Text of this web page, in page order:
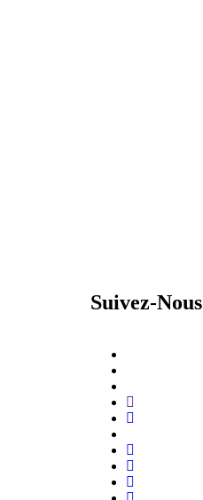
Suivez-Nous